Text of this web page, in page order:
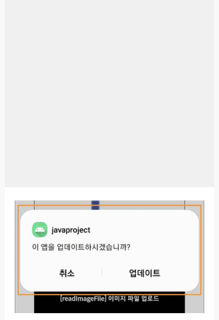
Bitcoin Miner Android: Apa Itu Dan Bagaimana Cara Menggunakannya
Pp Wa Couple Pasangan: Cara Terbaik Untuk Menjaga Hubungan
Simpan Profil Ig Dengan Mudah
Aplikasi Togel Android: Solusi Praktis Untuk Pecinta Togel